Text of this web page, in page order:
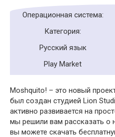
Операционная система:
Категория:
Русский язык
Play Market
Moshquito! – это новый
был создан студией Lion
активно развивается на
мы решили вам рассказать о
вы можете скачать